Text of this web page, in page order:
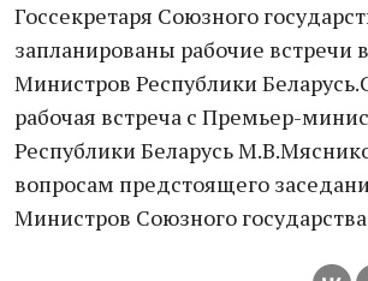
Госсекретаря Союзного
запланированы рабочие встречи
Министров Республики
рабочая встреча с Премьер-
Республики Беларусь
вопросам предстоящего
Министров Союзного государства